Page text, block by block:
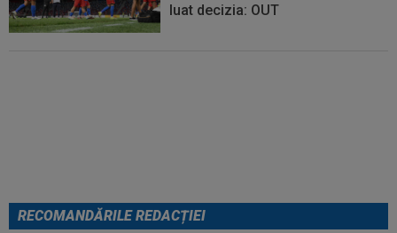
luat decizia: OUT
RECOMANDĂRILE REDACȚIEI